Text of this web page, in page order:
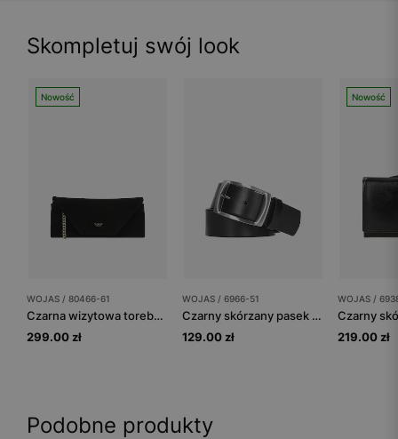
Skompletuj swój look
Nowość
WOJAS / 80466-61
Czarna wizytowa torebka damska z dwoiny welurowej
299.00 zł
WOJAS / 6966-51
Czarny skórzany pasek damski
129.00 zł
Nowość
WOJAS /
219.00 zł
Podobne produkty